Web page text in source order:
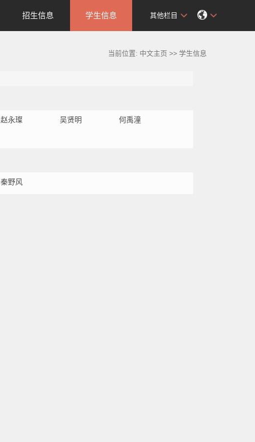
招生信息 学生信息 其他栏目
当前位置: 中文主页 >> 学生信息
赵永璨 吴贤明
何禹潼
秦野风